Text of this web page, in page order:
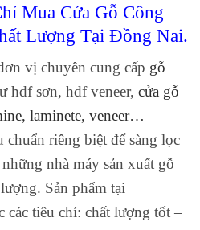
Mua Cửa Gỗ Công
Lượng Tại Đồng Nai.
vị chuyên cung cấp gỗ
hdf sơn, hdf veneer, cửa gỗ
laminete, veneer…
riêng biệt để sàng lọc
nhà máy sản xuất gỗ
Sản phẩm tại
tiêu chí: chất lượng tốt –